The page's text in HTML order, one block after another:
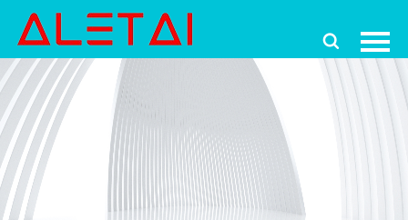

Главная
Продукция
Новости
О Hас
Контакты